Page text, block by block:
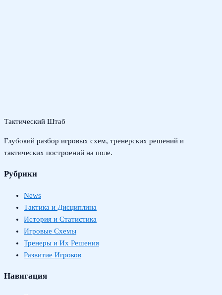
Тактический Штаб
Глубокий разбор игровых схем, тренерских решений и
тактических построений на поле.
Рубрики
News
Тактика и Дисциплина
История и Статистика
Игровые Схемы
Тренеры и Их Решения
Развитие Игроков
Навигация